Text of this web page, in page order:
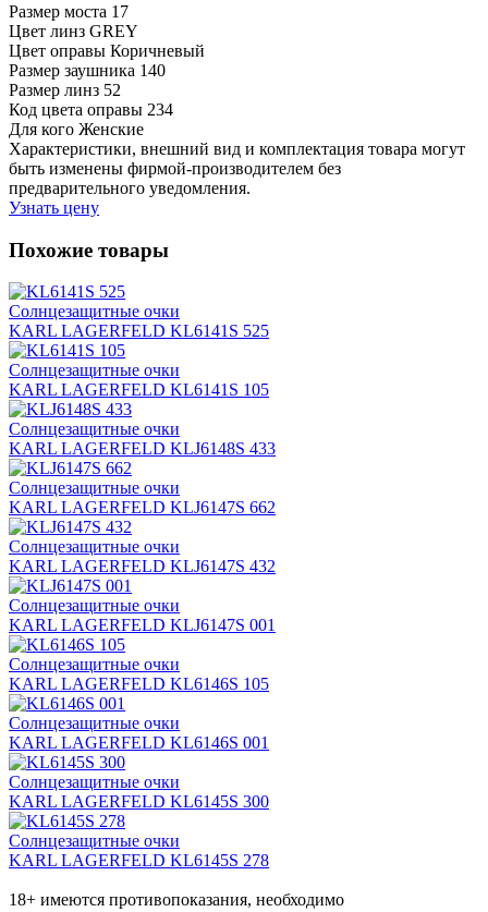
Размер моста 17
Цвет линз GREY
Цвет оправы Коричневый
Размер заушника 140
Размер линз 52
Код цвета оправы 234
Для кого Женские
Характеристики, внешний вид и комплектация товара могут
быть изменены фирмой-производителем без
предварительного уведомления.
Узнать цену
Похожие товары
Солнцезащитные очки
KARL LAGERFELD KL6141S 525
Солнцезащитные очки
KARL LAGERFELD KL6141S 105
Солнцезащитные очки
KARL LAGERFELD KLJ6148S 433
Солнцезащитные очки
KARL LAGERFELD KLJ6147S 662
Солнцезащитные очки
KARL LAGERFELD KLJ6147S 432
Солнцезащитные очки
KARL LAGERFELD KLJ6147S 001
Солнцезащитные очки
KARL LAGERFELD KL6146S 105
Солнцезащитные очки
KARL LAGERFELD KL6146S 001
Солнцезащитные очки
KARL LAGERFELD KL6145S 300
Солнцезащитные очки
KARL LAGERFELD KL6145S 278
18+ имеются противопоказания, необходимо